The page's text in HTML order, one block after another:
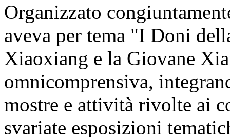
Organizzato
aveva per tema "I Doni
Xiaoxiang e la Giovane
omnicomprensiva,
mostre e attività rivolte ai
svariate esposizioni